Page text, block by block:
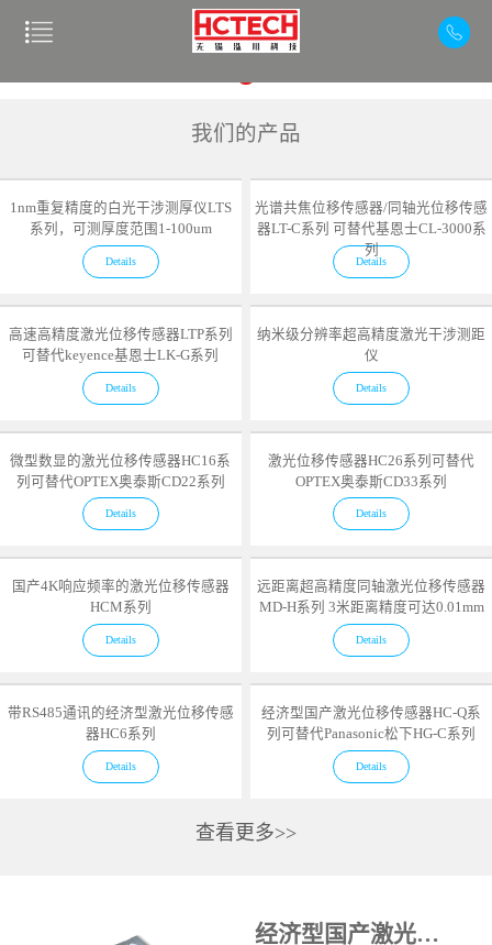
我们的产品
1nm重复精度的白光干涉测厚仪LTS
系列，可测厚度范围1-100um
Details
光谱共焦位移传感器/同轴光位移传感
器LT-C系列 可替代基恩士CL-3000系
列
Details
高速高精度激光位移传感器LTP系列
可替代keyence基恩士LK-G系列
Details
纳米级分辨率超高精度激光干涉测距
仪
Details
微型数显的激光位移传感器HC16系
列可替代OPTEX奥泰斯CD22系列
Details
激光位移传感器HC26系列可替代
OPTEX奥泰斯CD33系列
Details
国产4K响应频率的激光位移传感器
HCM系列
Details
远距离超高精度同轴激光位移传感器
MD-H系列 3米距离精度可达0.01mm
Details
带RS485通讯的经济型激光位移传感
器HC6系列
Details
经济型国产激光位移传感器HC-Q系
列可替代Panasonic松下HG-C系列
Details
查看更多>>
经济型国产激光位移传感器HC-Q系列可替代Panasonic松下HG-C系列